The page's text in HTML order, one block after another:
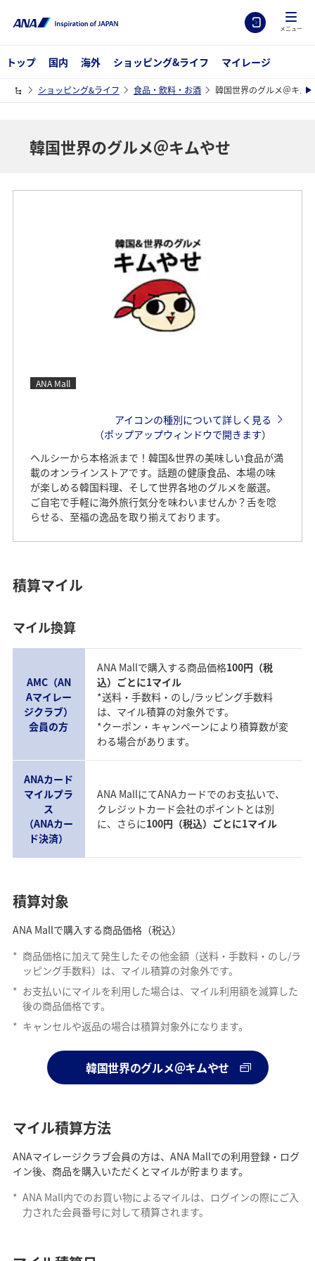
メニュー
トップ 国内 海外 ショッピング&ライフ マイレージ
ショッピング&ライフ 食品・飲料・お酒 韓国世界のグルメ＠キム
韓国世界のグルメ＠キムやせ
ANA Mall
アイコンの種別について詳しく見る
（ポップアップウィンドウで開きます）
ヘルシーから本格派まで！韓国&世界の美味しい食品が満
載のオンラインストアです。話題の健康食品、本場の味
が楽しめる韓国料理、そして世界各地のグルメを厳選。
ご自宅で手軽に海外旅行気分を味わいませんか？舌を唸
らせる、至福の逸品を取り揃えております。
積算マイル
マイル換算
AMC（AN
Aマイレー
ジクラブ）
会員の方
ANA Mallで購入する商品価格100円（税
込）ごとに1マイル
*送料・手数料・のし/ラッピング手数料
は、マイル積算の対象外です。
*クーポン・キャンペーンにより積算数が変
わる場合があります。
ANAカード
マイルプラ
ス
（ANAカー
ド決済）
ANA MallにてANAカードでのお支払いで、
クレジットカード会社のポイントとは別
に、さらに100円（税込）ごとに1マイル
積算対象
ANA Mallで購入する商品価格（税込）
* 商品価格に加えて発生したその他金額（送料・手数料・のし/ラ
ッピング手数料）は、マイル積算の対象外です。
* お支払いにマイルを利用した場合は、マイル利用額を減算した
後の商品価格です。
* キャンセルや返品の場合は積算対象外になります。
韓国世界のグルメ＠キムやせ
マイル積算方法
ANAマイレージクラブ会員の方は、ANA Mallでの利用登録・ログ
イン後、商品を購入いただくとマイルが貯まります。
* ANA Mall内でのお買い物によるマイルは、ログインの際にご入
力された会員番号に対して積算されます。